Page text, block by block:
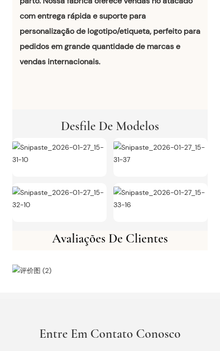
com entrega rápida e suporte para
personalização de logotipo/etiqueta, perfeito para
pedidos em grande quantidade de marcas e
vendas internacionais.
Desfile De Modelos
Avaliações De Clientes
Entre Em Contato Conosco